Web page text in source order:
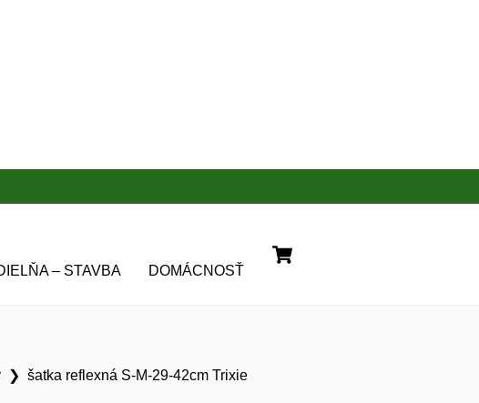
– STAVBA DOMÁCNOSŤ
❯ šatka reflexná S-M-29-42cm Trixie